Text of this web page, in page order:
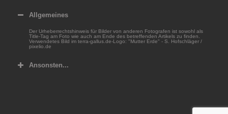
Allgemeines
Der Urheberrechtshinweis für Bilder von anderen Fotografen ist sowohl als
Title-Tag am Foto wie auch am Ende des betreffenden Artikels zu finden.
Verwendetes Bild im terra-gallus.de-Logo: "Mutter Erde" - S. Hofschläger /
pixelio.de
Ansonsten...